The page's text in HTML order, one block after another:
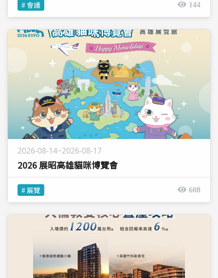
# 會議 144
2026-08-14~2026-08-17
2026 展昭高雄貓咪博覽會
# 展覽 608